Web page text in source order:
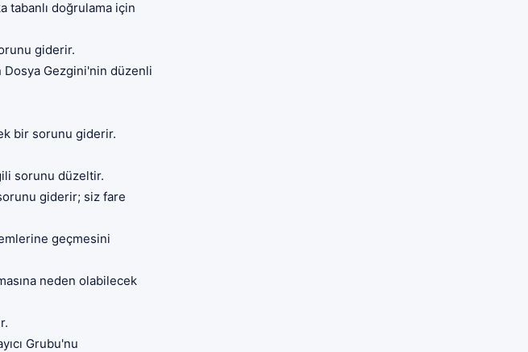
tabanlı doğrulama için
giderir.
Dosya Gezgini'nin düzenli
bir sorunu giderir.
sorunu düzeltir.
giderir; siz fare
geçmesini
neden olabilecek
Grubu'nu